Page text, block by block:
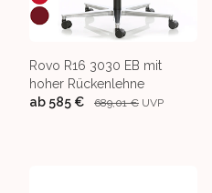
Rovo R16 3030 EB mit
hoher Rückenlehne
ab 585 € 689,01 € UVP